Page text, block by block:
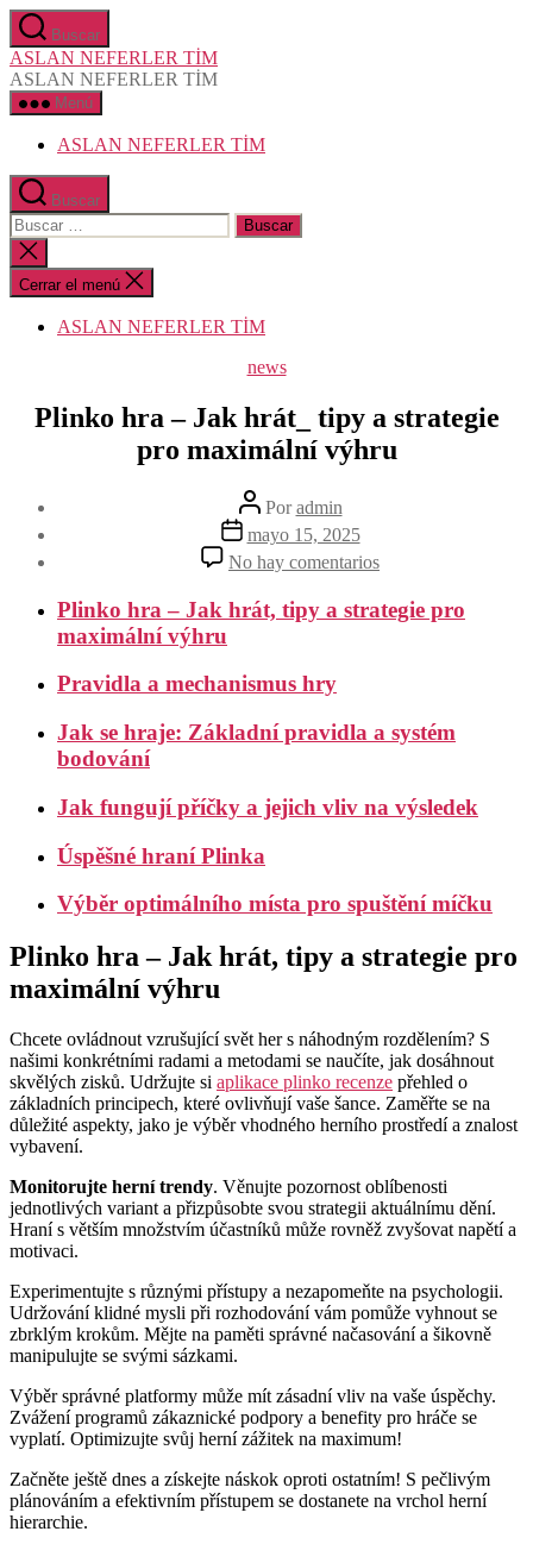
Saltar
al
contenido
Buscar
ASLAN NEFERLER TİM
ASLAN NEFERLER TİM
Menú
ASLAN NEFERLER TİM
Buscar
Buscar:
Cerrar
la
búsqueda
Cerrar el menú
ASLAN NEFERLER TİM
Categorías
news
Plinko hra – Jak hrát_ tipy a strategie
pro maximální výhru
Autor
de
la
entrada
Poradmin
Fecha
de
la
mayo 15, 2025
No hay comentarios
Plinko
–
strategie
pro
Plinko hra – Jak hrát, tipy a strategie pro
maximální výhru
Pravidla a mechanismus hry
Jak se hraje: Základní pravidla a systém
bodování
Jak fungují příčky a jejich vliv na výsledek
Úspěšné hraní Plinka
Výběr optimálního místa pro spuštění míčku
Plinko hra – Jak hrát, tipy a strategie pro
maximální výhru
Chcete ovládnout vzrušující svět her s náhodným rozdělením? S
našimi konkrétními radami a metodami se naučíte, jak dosáhnout
skvělých zisků. Udržujte si aplikace plinko recenze přehled o
základních principech, které ovlivňují vaše šance. Zaměřte se na
důležité aspekty, jako je výběr vhodného herního prostředí a znalost
vybavení.
Monitorujte herní trendy. Věnujte pozornost oblíbenosti
jednotlivých variant a přizpůsobte svou strategii aktuálnímu dění.
Hraní s větším množstvím účastníků může rovněž zvyšovat napětí a
motivaci.
Experimentujte s různými přístupy a nezapomeňte na psychologii.
Udržování klidné mysli při rozhodování vám pomůže vyhnout se
zbrklým krokům. Mějte na paměti správné načasování a šikovně
manipulujte se svými sázkami.
Výběr správné platformy může mít zásadní vliv na vaše úspěchy.
Zvážení programů zákaznické podpory a benefity pro hráče se
vyplatí. Optimizujte svůj herní zážitek na maximum!
Začněte ještě dnes a získejte náskok oproti ostatním! S pečlivým
plánováním a efektivním přístupem se dostanete na vrchol herní
hierarchie.